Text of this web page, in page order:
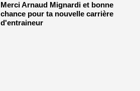
Merci Arnaud Mignardi et bonne
chance pour ta nouvelle carrière
d'entraineur